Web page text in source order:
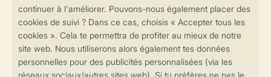
Réservations en ligne rapides et sécurisées
Transmission sécurisée des données